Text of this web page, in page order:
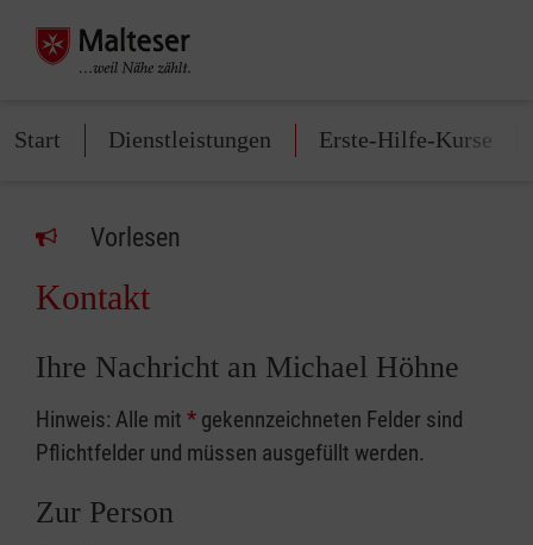
Start Dienstleistungen Erste-Hilfe-Kurse
Vorlesen
Kontakt
Ihre Nachricht an Michael Höhne
Hinweis: Alle mit * gekennzeichneten Felder sind
Pflichtfelder und müssen ausgefüllt werden.
Zur Person